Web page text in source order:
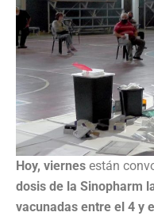
Hoy, viernes están
dosis de la Sinopharm
vacunadas entre el 4 y